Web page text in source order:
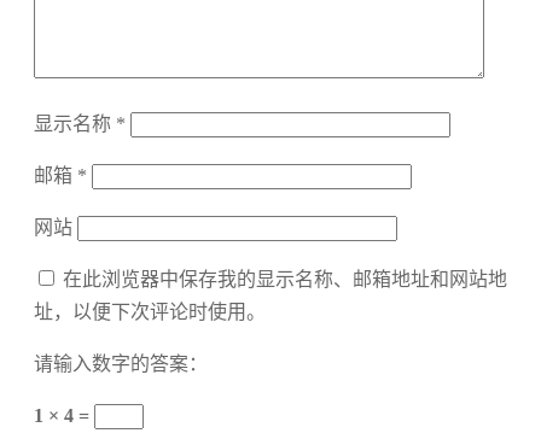
显示名称 *
邮箱 *
网站
在此浏览器中保存我的显示名称、邮箱地址和网站地
址，以便下次评论时使用。
请输入数字的答案：
1 × 4 =